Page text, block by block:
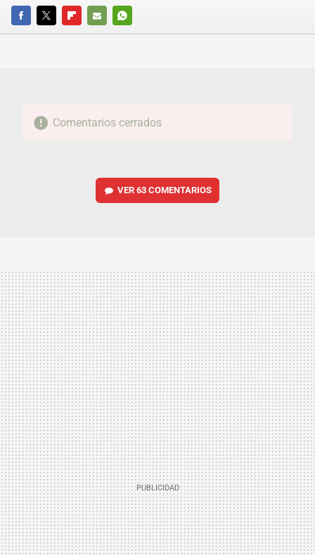
FACEBOOKTWITTERFLIPBOARD
E-
WHATSAPP
Comentarios cerrados
VER 63 COMENTARIOS